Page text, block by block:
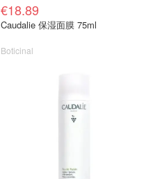
€18.89
Caudalie 保湿面膜 75ml
Boticinal